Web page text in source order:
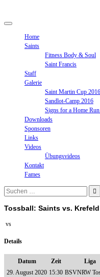
zum
Home
Saints
Fitness Body & Soul
Saint Francis
Staff
Galerie
Saint Martin Cup 2016
Sandlot-Camp 2016
Signs for a Home
Downloads
Sponsoren
Links
Videos
Übungsvideos
Kontakt
Fames
Suchen
nach:
Tossball: Saints vs.
vs
Details
Datum Zeit Liga
29. August 2020 15:30 BSVNRW